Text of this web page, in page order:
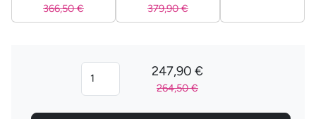
366,50 € 379,90 €
247,90 €
264,50 €